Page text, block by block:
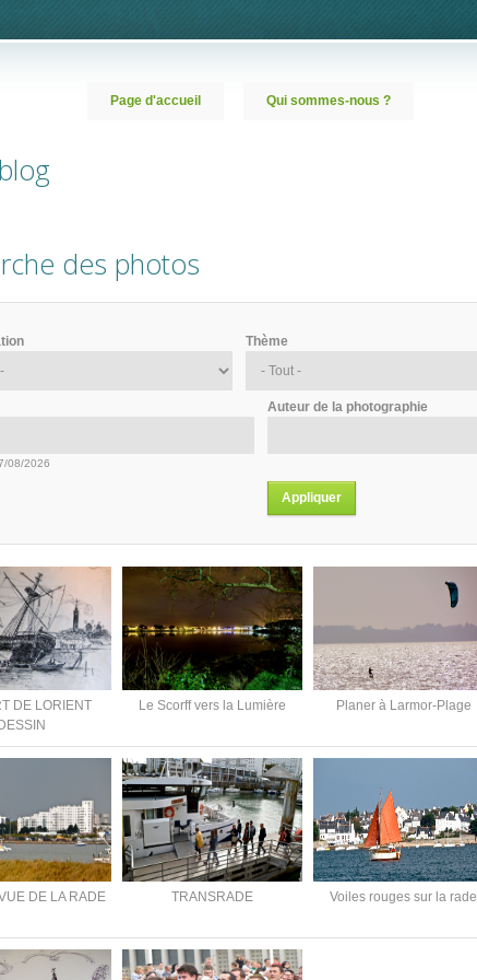
Page d'accueil Qui sommes-nous ?
des photos
Thème
08/2026
Auteur de la photographie
DE LORIENT
DESSIN
Le Scorff vers la Lumière Planer à Larmor-Plage
DE LA RADE TRANSRADE Voiles rouges sur la rade